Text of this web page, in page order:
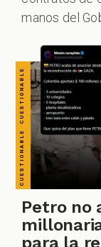
manos del
Petro no
para la